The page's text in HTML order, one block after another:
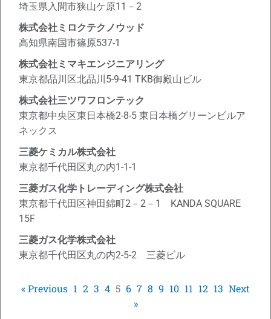
埼玉県入間市狭山ケ原11－2
株式会社ミロクテクノウッド
高知県南国市篠原537-1
株式会社ミマキエンジニアリング
東京都品川区北品川5-9-41 TKB御殿山ビル
株式会社三ツワフロンテック
東京都中央区東日本橋2-8-5 東日本橋グリーンビルア
ネックス
三菱ケミカル株式会社
東京都千代田区丸の内1-1-1
三菱ガス化学トレーディング株式会社
東京都千代田区神田錦町2－2－1 KANDA SQUARE
15F
三菱ガス化学株式会社
東京都千代田区丸の内2-5-2 三菱ビル
« Previous 1 2 3 4 5 6 7 8 9 10 11 12 13 Next
»